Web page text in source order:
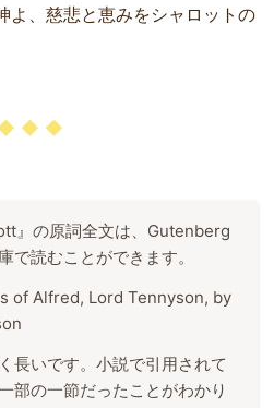
よ、慈悲と恵みをシャロットの
』の原詞全文は、Gutenberg
で読むことができます。
of Alfred, Lord Tennyson, by
長いです。小説で引用されて
部の一節だったことがわかり